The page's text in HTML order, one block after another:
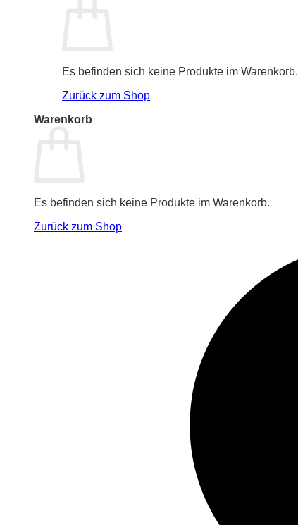
Es befinden sich keine Produkte im Warenkorb.
Zurück zum Shop
Warenkorb
Es befinden sich keine Produkte im Warenkorb.
Zurück zum Shop